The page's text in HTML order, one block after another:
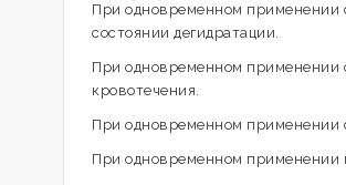
При одновременном применении
состоянии дегидратации.
При одновременном применении
кровотечения.
При одновременном применении
При одновременном применении